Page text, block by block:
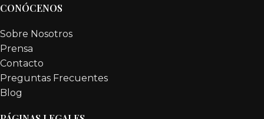
CONÓCENOS
Sobre Nosotros
Prensa
Contacto
Preguntas Frecuentes
Blog